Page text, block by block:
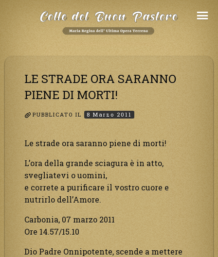
LE STRADE ORA SARANNO
PIENE DI MORTI!
PUBBLICATO IL 8 Marzo 2011
Le strade ora saranno piene di morti!
L’ora della grande sciagura è in atto,
svegliatevi o uomini,
e correte a purificare il vostro cuore e
nutrirlo dell’Amore.
Carbonia, 07 marzo 2011
Ore 14.57/15.10
Dio Padre Onnipotente, scende a mettere